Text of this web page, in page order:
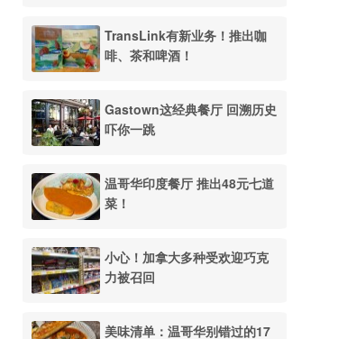
TransLink有新业务！推出咖
啡、茶和啤酒！
Gastown这经典餐厅 回溯历史
吓你一跳
温哥华印度餐厅 推出48元七道
菜！
小心！加拿大多种受欢迎巧克
力被召回
美味清单：温哥华别错过的17